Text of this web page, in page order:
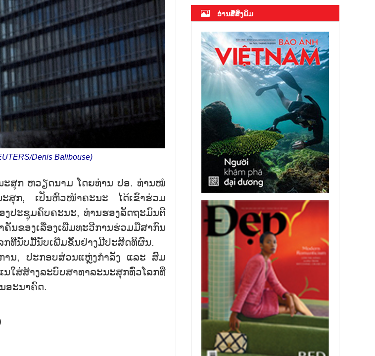
Denis Balibouse)
ະ​ສຸກ ຫວຽດ​ນາມ ໂດຍ​ທ່ານ ປອ. ທ່ານ​ໝໍ
ະ​ສຸກ, ເປັນ​ຫົວ​ໜ້າ​ຄະ​ນະ ໄດ້​ເຂົ້າ​ຮ່ວມ
ງ​ປະ​ຊຸມ​ຄົບ​ຄະ​ນະ, ທ່ານ​ຮອງ​ລັດ​ຖະ​ມົນ​ຕີ
ຂອງ​ເລື່ອງ​ເພີ່ມ​ທະ​ວີ​ການ​ຮ່ວມ​ມື​ສາ​ກົນ
ກ​ທີ່​ນັບ​ມື້​ນັບ​ເພີ່ມ​ຂຶ້ນ​ຢ່າງ​ມີ​ປະ​ສິ​ດ​ທິ​ຜົນ.
ານ, ປະ​ກອບ​ສ່ວນ​ແຫຼ່ງ​ກຳ​ລັງ ແລະ ສົມ​
ສ່​ສ້າງ​ລະ​ບົບ​ສາ​ທາ​ລະ​ນະ​ສຸກ​ທົ່ວ​ໂລກ​ທີ່​
ອະ​ນາ​ຄົດ.
ອ່ານສື່ສິ່ງພິມ